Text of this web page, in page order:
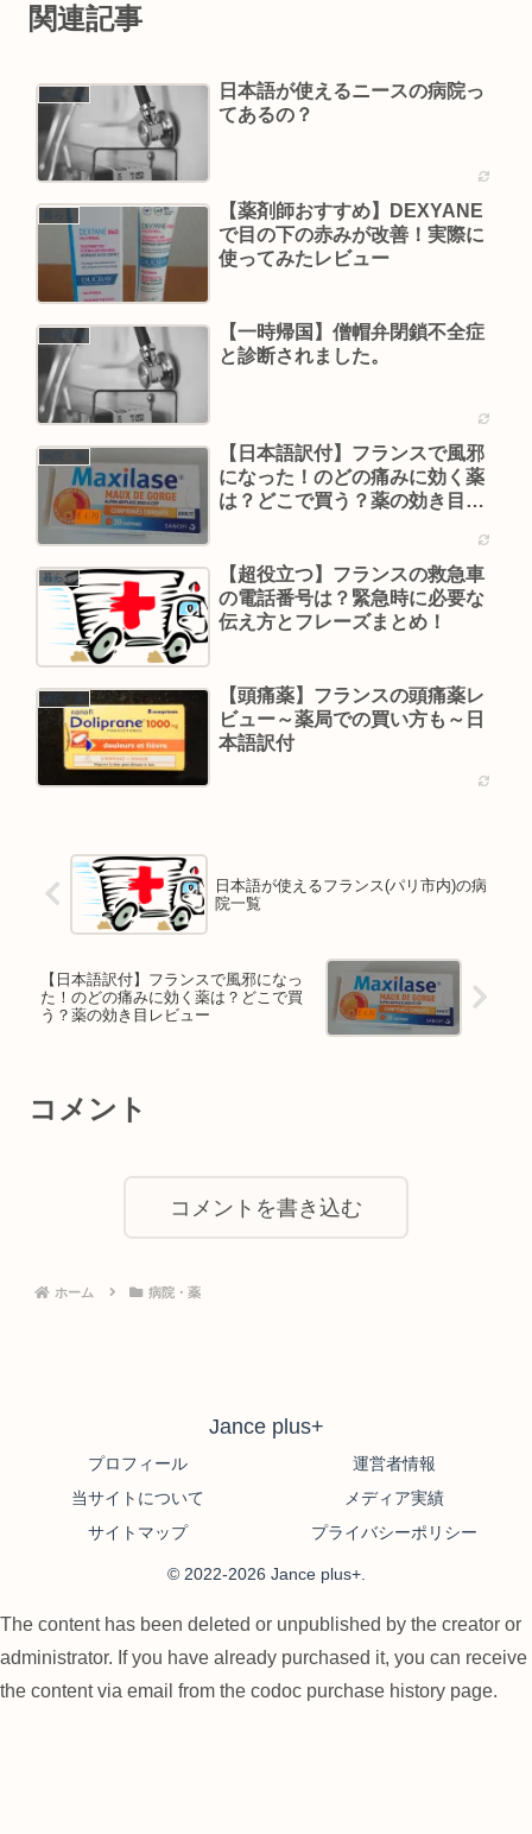
関連記事
病院・薬
日本語が使えるニースの病院っ
てあるの？
【薬剤師おすすめ】DEXYANE
で目の下の赤みが改善！実際に
使ってみたレビュー
一時帰国
【一時帰国】僧帽弁閉鎖不全症
と診断されました。
病院・薬
【日本語訳付】フランスで風邪
になった！のどの痛みに効く薬
は？どこで買う？薬の効き目レ
暮らし
【超役立つ】フランスの救急車
の電話番号は？緊急時に必要な
伝え方とフレーズまとめ！
病院・薬
【頭痛薬】フランスの頭痛薬レ
ビュー～薬局での買い方も～日
本語訳付
日本語が使えるフランス(パリ市内)の病
院一覧
【日本語訳付】フランスで風邪になっ
た！のどの痛みに効く薬は？どこで買
う？薬の効き目レビュー
コメント
コメントを書き込む
ホーム 病院・薬
Jance plus+
プロフィール
運営者情報
当サイトについて
メディア実績
サイトマップ
プライバシーポリシー
© 2022-2026 Jance plus+.
The content has been deleted or unpublished by the creator or
administrator. If you have already purchased it, you can receive
the content via email from the codoc purchase history page.